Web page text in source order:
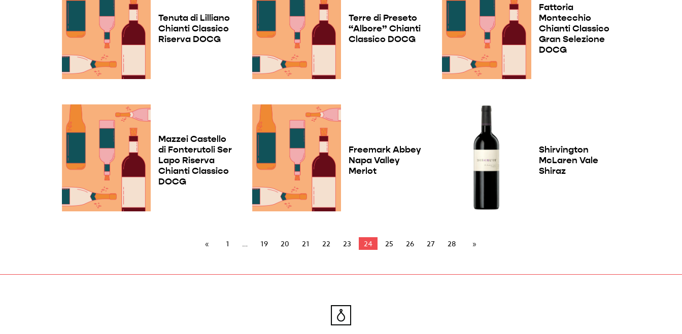
Tenuta di Lilliano
Chianti Classico
Riserva DOCG
Terre di Preseto
“Albore” Chianti
Classico DOCG
Fattoria
Montecchio
Chianti Classico
Gran Selezione
DOCG
Mazzei Castello
di Fonterutoli Ser
Lapo Riserva
Chianti Classico
DOCG
Freemark Abbey
Napa Valley
Merlot
Shirvington
McLaren Vale
Shiraz
1 19 20 21 22 23 24 25 26 27 28